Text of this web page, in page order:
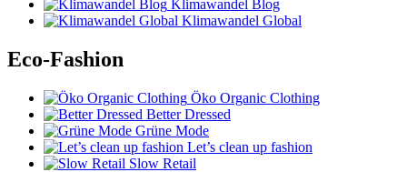
Klimawandel Blog
Klimawandel Global
Eco-Fashion
Öko Organic Clothing
Better Dressed
Grüne Mode
Let’s clean up fashion
Slow Retail